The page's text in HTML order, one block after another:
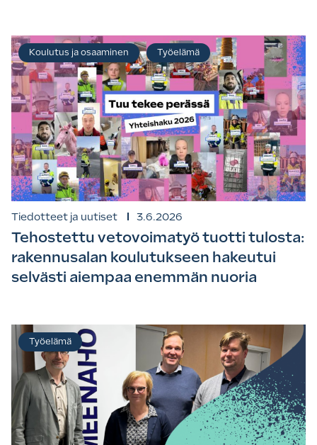
Tiedotteet ja uutiset 3.6.2026
Tehostettu vetovoimatyö tuotti tulosta:
rakennusalan koulutukseen hakeutui
selvästi aiempaa enemmän nuoria
Koulutus ja osaaminen Työelämä
Työelämä